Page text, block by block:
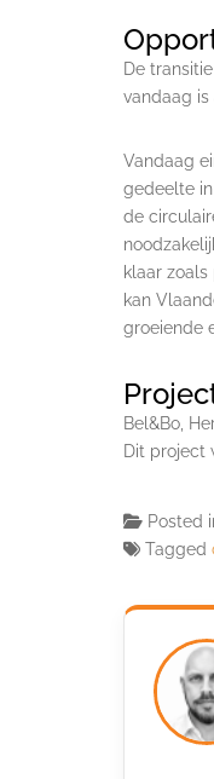
De
vandaag
Vandaag
gedeelte
de
klaar
kan
groeiende
Bel&Bo,
Dit project
Posted
Tagged